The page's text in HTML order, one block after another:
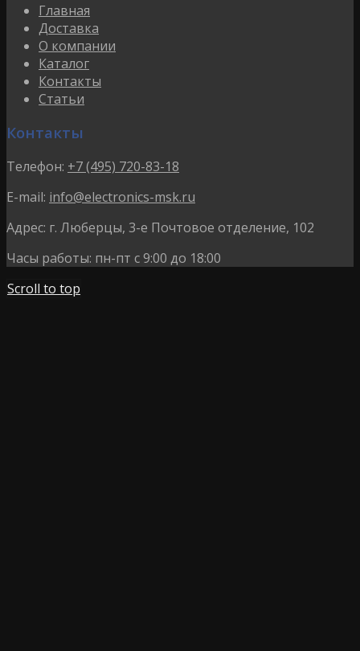
Главная
Доставка
О компании
Каталог
Контакты
Статьи
Контакты
Телефон: +7 (495) 720-83-18
E-mail: info@electronics-msk.ru
Адрес: г. Люберцы, 3-е Почтовое отделение, 102
Часы работы: пн-пт с 9:00 до 18:00
Scroll to top